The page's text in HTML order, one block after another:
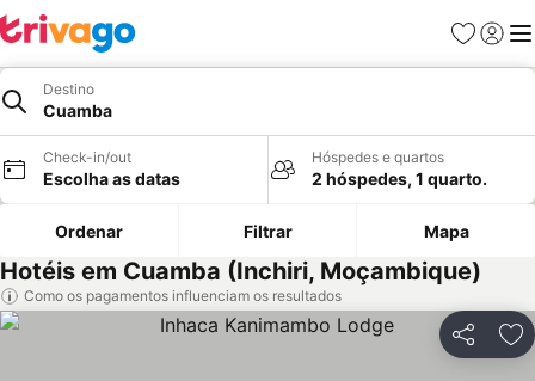
Favoritos
Iniciar
Destino
Cuamba
Check-in/out
Escolha as datas
Hóspedes e quartos
2 hóspedes, 1 quarto.
Ordenar Filtrar Mapa
Hotéis em Cuamba (Inchiri, Moçambique)
Como os pagamentos influenciam os resultados
Partilhar